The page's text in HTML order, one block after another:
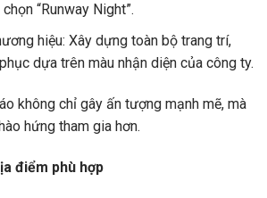
“Runway Night”.
hiệu: Xây dựng toàn bộ trang trí,
dựa trên màu nhận diện của công ty.
không chỉ gây ấn tượng mạnh mẽ, mà
hứng tham gia hơn.
điểm phù hợp